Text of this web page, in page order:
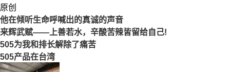
原创
他在倾听生命呼喊出的真诚的声音
来辉武赋——上善若水，辛酸苦辣皆留给自己!
505为我和排长解除了痛苦
505产品在台湾